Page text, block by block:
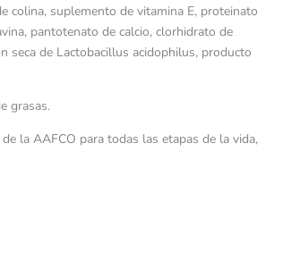
colina, suplemento de vitamina E, proteinato
pantotenato de calcio, clorhidrato de
seca de Lactobacillus acidophilus, producto
grasas.
la AAFCO para todas las etapas de la vida,